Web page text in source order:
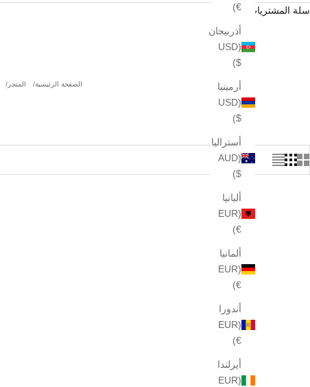
€)
أذربيجان
(USD
$)
أرمينيا
(USD
$)
أستراليا
(AUD
$)
ألبانيا
(EUR
€)
ألمانيا
(EUR
€)
أندورا
(EUR
€)
أيرلندا
(EUR
سلة المشتريات
الصفحة الرئيسية المتجر